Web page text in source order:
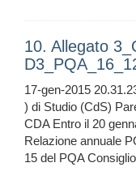
10. Allegato
17-gen-2015
) di Studio (CdS)
CDA Entro il 20
Relazione annuale
15 del PQA